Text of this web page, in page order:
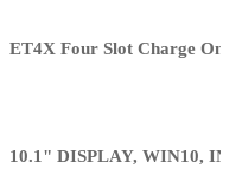
ET4X Four Slot Charge Only
10.1" DISPLAY, WIN10,